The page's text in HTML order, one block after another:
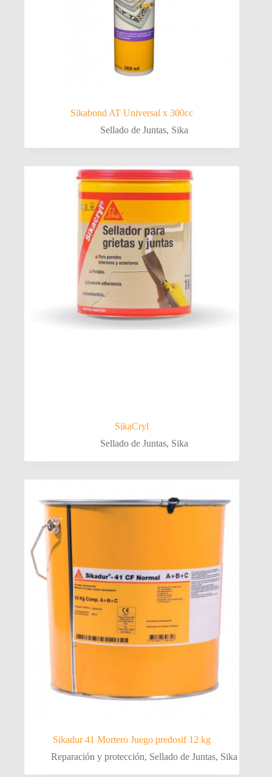
Sikabond AT Universal x 300cc
Sellado de Juntas, Sika
SikaCryl
Sellado de Juntas, Sika
Sikadur 41 Mortero Juego predosif 12 kg
Reparación y protección, Sellado de Juntas, Sika